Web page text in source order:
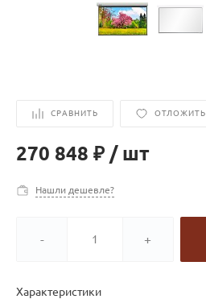
СРАВНИТЬ ОТЛОЖИТЬ
270 848 ₽ / шт
Нашли дешевле?
- +
Характеристики